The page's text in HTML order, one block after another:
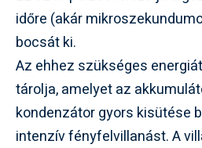
időre (akár
bocsát ki.
Az ehhez szükséges
tárolja, amelyet az
kondenzátor gyors kisütése
intenzív fényfelvillanást. A